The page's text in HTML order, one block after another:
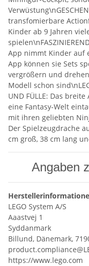
transfomierbare
Kinder ab 9 Jahren
App nimmt Kinder auf
App können sie Sets
vergrößern und
Modell schon
UND FÜLLE: Das
eine Fantasy-Welt
mit ihren geliebten
Der Spielzeugdrache
cm groß, 38 cm lang
Angaben
LEGO System A/S
Aaastvej 1
Syddanmark
Billund, Dänemark,
https://www.lego.com